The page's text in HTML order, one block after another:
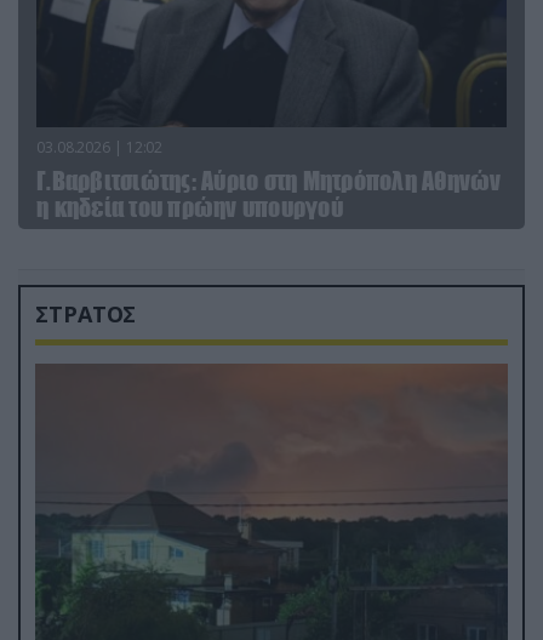
03.08.2026 | 12:02
Γ.Βαρβιτσιώτης: Aύριο στη Μητρόπολη Αθηνών
η κηδεία του πρώην υπουργού
ΣΤΡΑΤΟΣ